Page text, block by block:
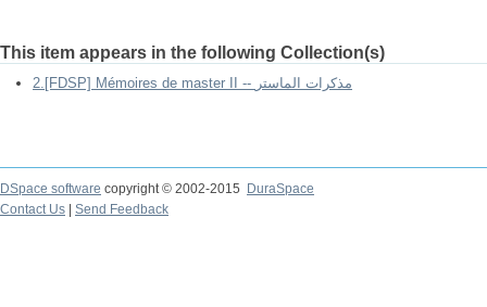
This item appears in the following Collection(s)
2.[FDSP] Mémoires de master II -- مذكرات الماستر
DSpace software copyright © 2002-2015
DuraSpace
Contact Us
Send Feedback